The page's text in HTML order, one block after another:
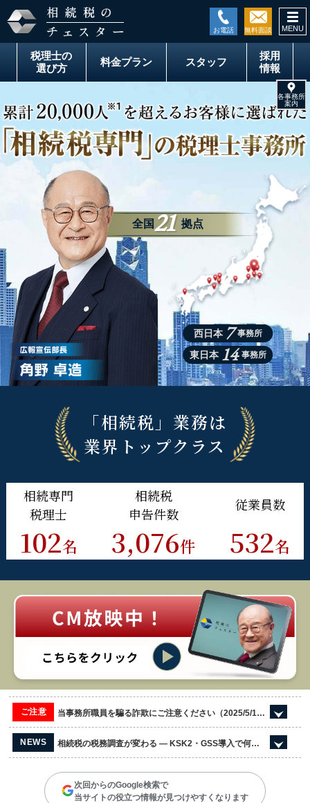
税理士の
選び方
料金プラン スタッフ
採用
情報
全国21 拠点
西日本 7 事務所
東日本 14 事務所
「相続税」業務は
業界トップクラス
相続専門
税理士
102名
相続税
申告件数
3,076件
従業員数
532名
ご注意 当事務所職員を騙る詐欺にご注意ください（2025/5/13更新）
NEWS 相続税の税務調査が変わる ― KSK2・GSS導入で何が起き、名義預金はどう狙われるのか
次回からのGoogle検索で
当サイトの役立つ情報が見つけやすくなります